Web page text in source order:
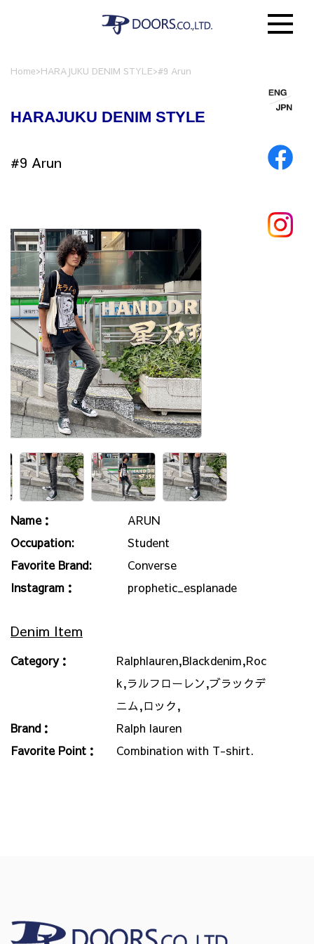
Home>HARAJUKU DENIM STYLE>#9 Arun
HARAJUKU DENIM STYLE
#9 Arun
Name：
ARUN
Occupation:
Student
Favorite Brand:
Converse
Instagram：
prophetic_esplanade
Denim Item
Category：
Ralphlauren,Blackdenim,Roc
k,ラルフローレン,ブラックデ
ニム,ロック,
Brand：
Ralph lauren
Favorite Point：
Combination with T-shirt.